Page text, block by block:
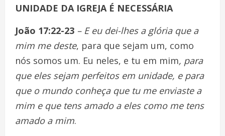
UNIDADE DA IGREJA É NECESSÁRIA
João 17:22-23 – E eu dei-lhes a glória que a
mim me deste, para que sejam um, como
nós somos um. Eu neles, e tu em mim, para
que eles sejam perfeitos em unidade, e para
que o mundo conheça que tu me enviaste a
mim e que tens amado a eles como me tens
amado a mim.